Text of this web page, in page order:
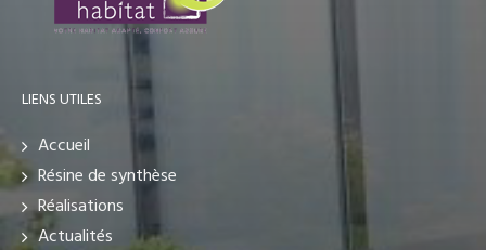
LIENS UTILES
Accueil
Résine de synthèse
Réalisations
Actualités